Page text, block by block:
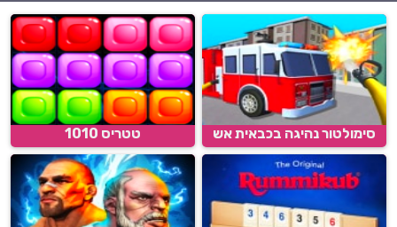
סימולטור נהיגה בכבאית אש טטריס 1010